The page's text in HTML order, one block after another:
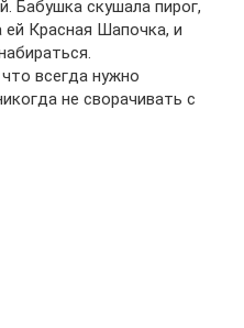
Бабушка скушала пирог,
ей Красная Шапочка, и
всегда нужно
не сворачивать с